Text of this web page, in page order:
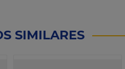
SIMILARES